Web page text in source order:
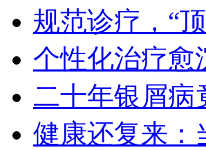
王小博 住院医师
规范诊疗，“
个性化治疗愈
二十年银屑病
健康还复来：